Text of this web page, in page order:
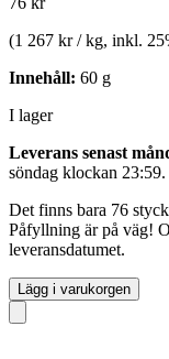
(1 267 kr / kg, inkl.
Innehåll: 60 g
I lager
Leverans senast
söndag klockan 23:59.
Det finns bara 76
Påfyllning är på väg!
leveransdatumet.
Lägg i varukorgen